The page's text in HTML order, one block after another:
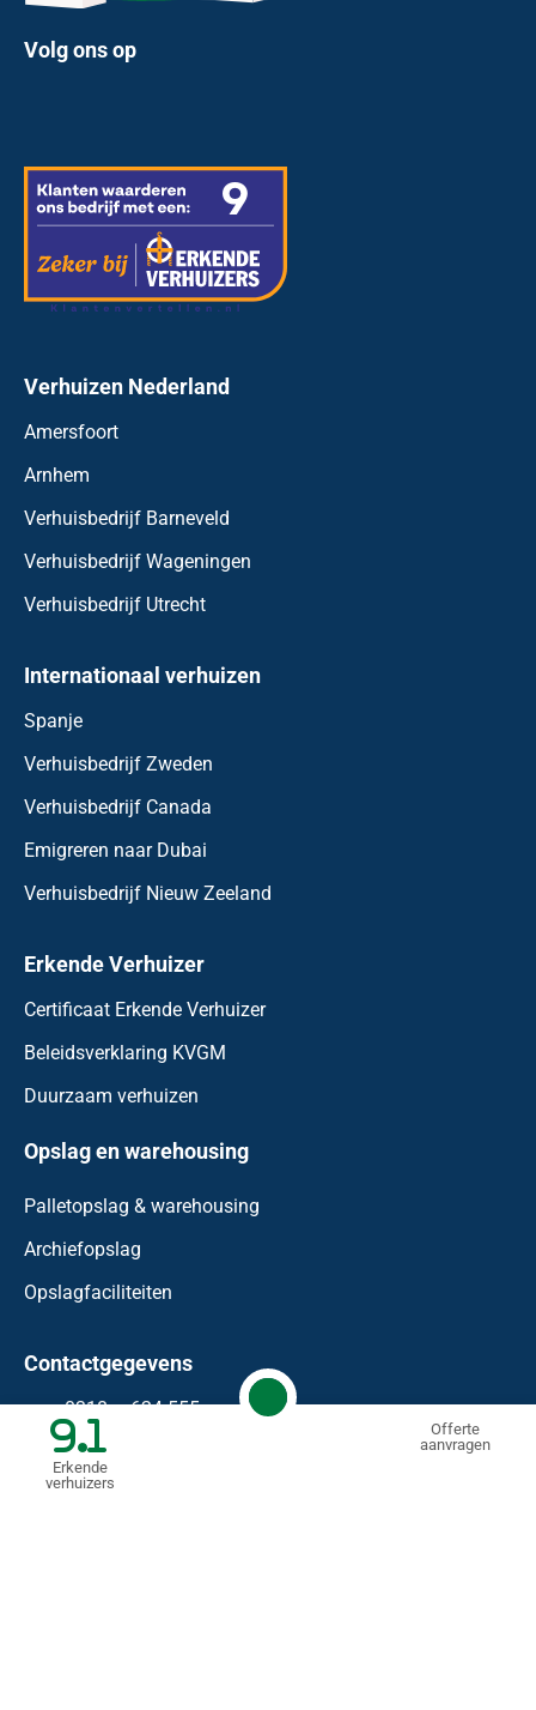
Volg ons op
Verhuizen Nederland
Amersfoort
Arnhem
Verhuisbedrijf Barneveld
Verhuisbedrijf Wageningen
Verhuisbedrijf Utrecht
Internationaal verhuizen
Spanje
Verhuisbedrijf Zweden
Verhuisbedrijf Canada
Emigreren naar Dubai
Verhuisbedrijf Nieuw Zeeland
Erkende Verhuizer
Certificaat Erkende Verhuizer
Beleidsverklaring KVGM
Duurzaam verhuizen
Opslag en warehousing
Palletopslag & warehousing
Archiefopslag
Opslagfaciliteiten
Contactgegevens
0318 – 624 555
info@waaijenberg.nl
Bonnetstraat 59
9.1
Erkende
verhuizers
Offerte
aanvragen